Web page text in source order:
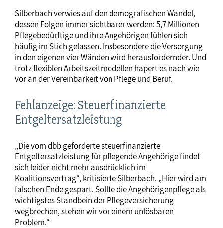
Silberbach verwies auf den demografischen Wandel,
dessen Folgen immer sichtbarer werden: 5,7 Millionen
Pflegebedürftige und ihre Angehörigen fühlen sich
häufig im Stich gelassen. Insbesondere die Versorgung
in den eigenen vier Wänden wird herausfordernder. Und
trotz flexiblen Arbeitszeitmodellen hapert es nach wie
vor an der Vereinbarkeit von Pflege und Beruf.
Fehlanzeige: Steuerfinanzierte
Entgeltersatzleistung
„Die vom dbb geforderte steuerfinanzierte
Entgeltersatzleistung für pflegende Angehörige findet
sich leider nicht mehr ausdrücklich im
Koalitionsvertrag“, kritisierte Silberbach. „Hier wird am
falschen Ende gespart. Sollte die Angehörigenpflege als
wichtigstes Standbein der Pflegeversicherung
wegbrechen, stehen wir vor einem unlösbaren
Problem.“